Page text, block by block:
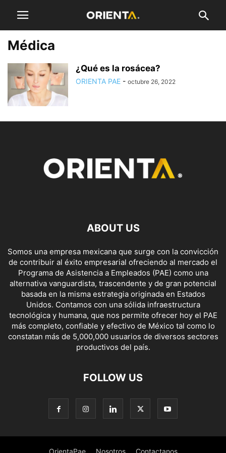
Médica
¿Qué es la rosácea?
ORIENTA PAE - octubre 26, 2022
ABOUT US
Somos una empresa mexicana que surge con la convicción
de contribuir al éxito empresarial ofreciendo al mercado el
Programa de Asistencia a Empleados (PAE) como una
alternativa vanguardista, trascendente y de gran potencial
basada en la misma estrategia originada en Estados
Unidos. Contamos con una sólida infraestructura
tecnológica y humana, que nos permite ofrecer hoy el PAE
más completo, confiable y efectivo de México tal como lo
constatan más de 5,000,000 usuarios de diversos sectores
productivos del país.
FOLLOW US
OrientaPae Nosotros Contactanos